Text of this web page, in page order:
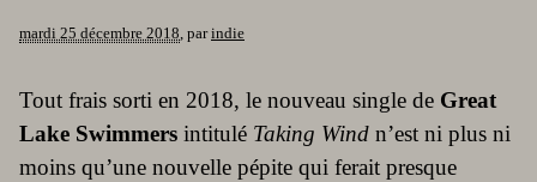
mardi 25 décembre 2018, parindie
Tout frais sorti en 2018, le nouveau single de Great
Lake Swimmers intitulé Taking Wind n’est ni plus ni
moins qu’une nouvelle pépite qui ferait presque